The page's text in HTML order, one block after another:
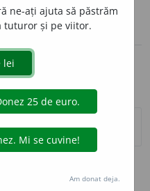
ne-ați ajuta să păstrăm
tuturor și pe viitor.
Am donat deja.